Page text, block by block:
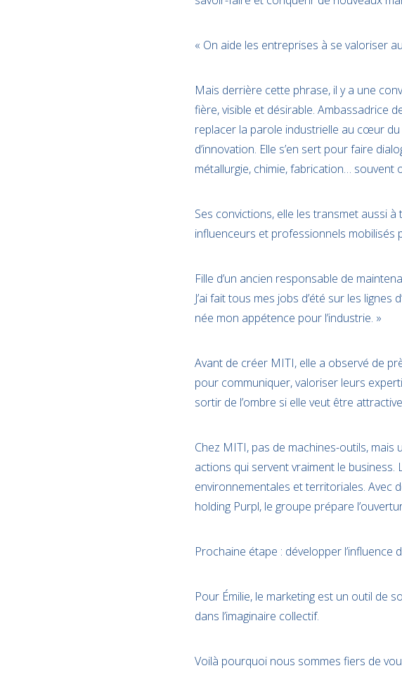
« On aide les entreprises à se valoriser
Mais derrière cette phrase, il y a une
fière, visible et désirable. Ambassadrice
replacer la parole industrielle au cœur
d’innovation. Elle s’en sert pour faire
métallurgie, chimie, fabrication… souvent
Ses convictions, elle les transmet aussi à
influenceurs et professionnels mobilisés
Fille d’un ancien responsable de
J’ai fait tous mes jobs d’été sur les lignes
née mon appétence pour l’industrie. »
Avant de créer MITI, elle a observé de
pour communiquer, valoriser leurs
sortir de l’ombre si elle veut être
Chez MITI, pas de machines-outils,
actions qui servent vraiment le business.
environnementales et territoriales. Avec
holding Purpl, le groupe prépare
Prochaine étape : développer
Pour Émilie, le marketing est un outil de
dans l’imaginaire collectif.
Voilà pourquoi nous sommes fiers de